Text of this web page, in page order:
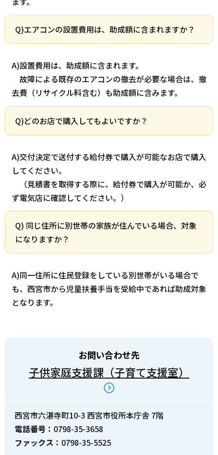
Q)エアコンの設置費用は、助成額に含まれますか？
A)設置費用は、助成額に含まれます。
故障による既存のエアコンの撤去が必要な場合は、撤
去費（リサイクル料含む）も助成額に含みます。
Q)どのお店で購入してもよいですか？
A)交付決定で送付する給付券で購入が可能なお店で購入
してください。
（見積書を取得する際に、給付券で購入が可能か、必
ず電気店に確認してください。）
Q) 同じ住所に別世帯の家族が住んでいる場合、対象
になりますか？
A)同一住所に住民登録をしている別世帯がいる場合で
も、西宮市から児童扶養手当を受給中であれば助成対象
となります。
お問い合わせ先
子供家庭支援課（子育て支援室）
西宮市六湛寺町10-3 西宮市役所本庁舎 7階
電話番号： 0798-35-3658
ファックス： 0798-35-5525